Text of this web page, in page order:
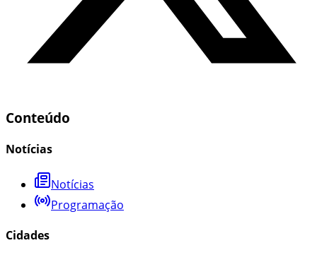
Conteúdo
Notícias
Notícias
Programação
Cidades